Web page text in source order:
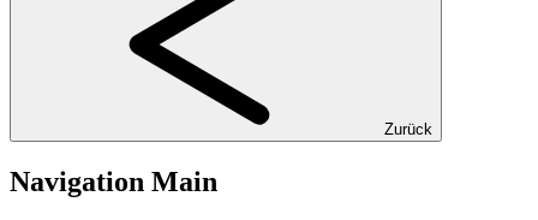
Zurück
Navigation Main